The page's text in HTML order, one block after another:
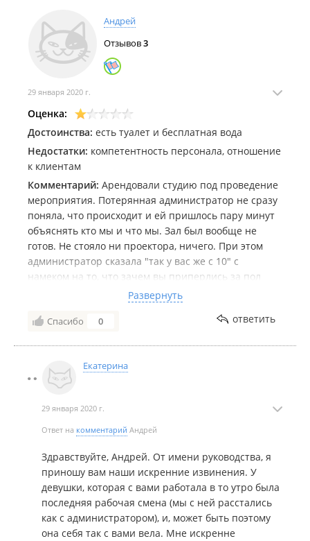
Андрей
Отзывов3
29 января 2020 г.
Оценка:
Достоинства: есть туалет и бесплатная вода
Недостатки: компетентность персонала, отношение
к клиентам
Комментарий: Арендовали студию под проведение
мероприятия. Потерянная администратор не сразу
поняла, что происходит и ей пришлось пару минут
объяснять кто мы и что мы. Зал был вообще не
готов. Не стояло ни проектора, ничего. При этом
администратор сказала "так у вас же с 10" с
намеком на то, что зачем вы приперлись за пол
часа. Вот именно предполагая что-то такое и
приперлись. Помимо всего прочего у нас было
обучающее мероприятие и, внимание, проектор не
работал. Перед самым началом мероприятия
администратор сказала - ой, мне надо бежать,
окончании мероприятия мы уточнили - как-то этот
момент учтется или нет. На что нам сказали - не
Больше не вернемся.
НЕ РЕКОМЕНДУЕМ ОТ СЛОВА СОВСЕМ
Развернуть
Спасибо 0 ответить
Екатерина
29 января 2020 г.
Ответ на комментарий Андрей
Здравствуйте, Андрей. От имени руководства, я
приношу вам наши искренние извинения. У
девушки, которая с вами работала в то утро была
последняя рабочая смена (мы с ней расстались
как с администратором), и, может быть поэтому
она себя так с вами вела. Мне искренне